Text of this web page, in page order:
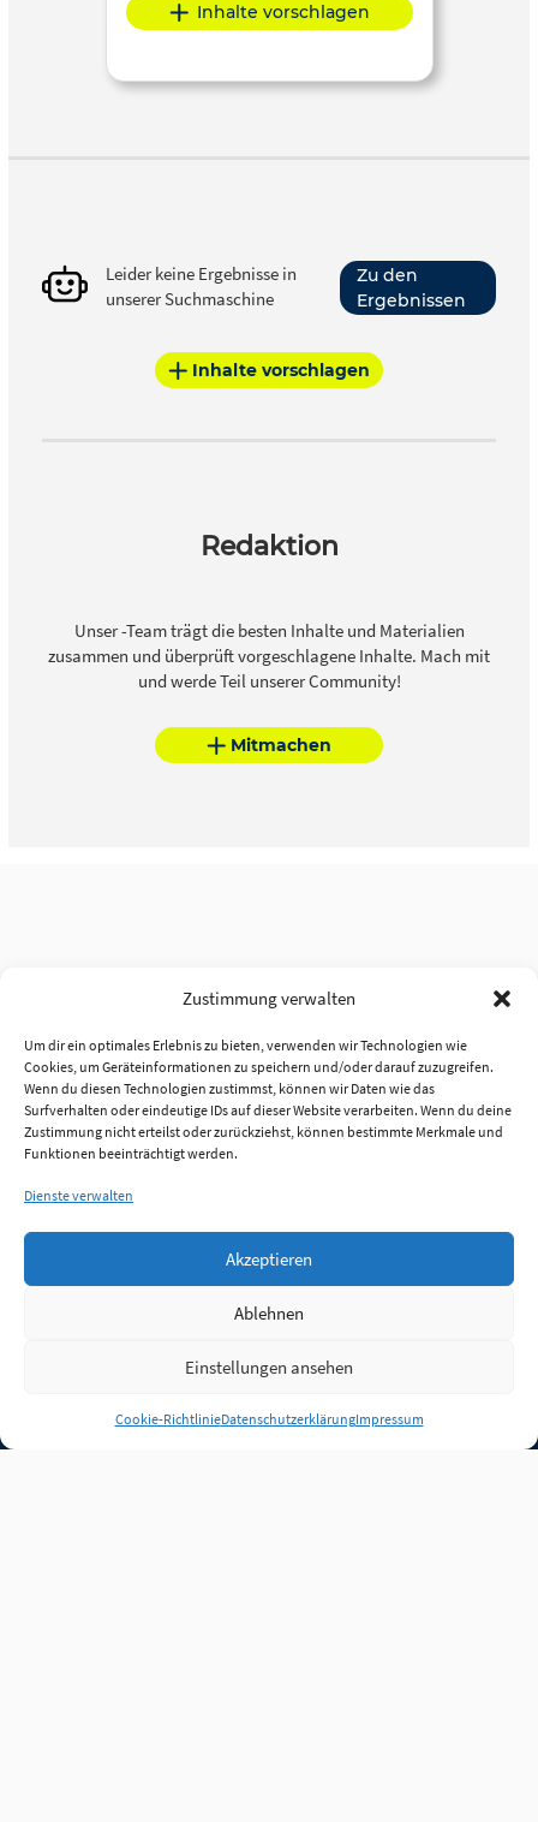
Zustimmung verwalten
Um dir ein optimales Erlebnis zu bieten, verwenden wir Technologien wie
Cookies, um Geräteinformationen zu speichern und/oder darauf zuzugreifen.
Wenn du diesen Technologien zustimmst, können wir Daten wie das
Surfverhalten oder eindeutige IDs auf dieser Website verarbeiten. Wenn du deine
Zustimmung nicht erteilst oder zurückziehst, können bestimmte Merkmale und
Funktionen beeinträchtigt werden.
Dienste verwalten
Akzeptieren
Ablehnen
Einstellungen ansehen
Cookie-RichtlinieDatenschutzerklärungImpressum
Inhalte vorschlagen
Leider keine Ergebnisse in
unserer Suchmaschine
Zu den
Ergebnissen
Inhalte vorschlagen
Redaktion
Unser -Team trägt die besten Inhalte und Materialien
zusammen und überprüft vorgeschlagene Inhalte. Mach mit
und werde Teil unserer Community!
Mitmachen
Anmelden
Jobs Partner FAQ Quellen